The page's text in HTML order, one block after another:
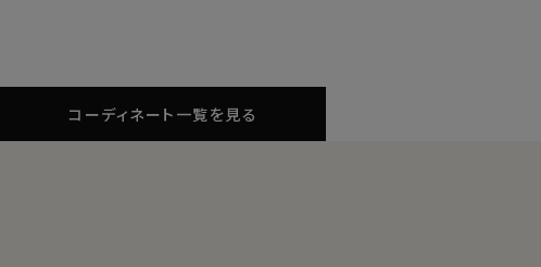
コーディネート一覧を見る